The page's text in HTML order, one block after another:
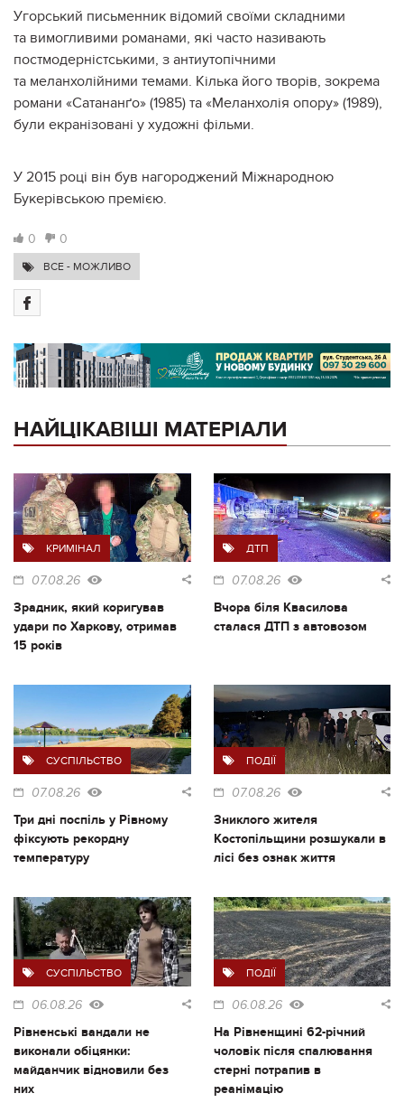
Угорський письменник відомий своїми складними
та вимогливими романами, які часто називають
постмодерністськими, з антиутопічними
та меланхолійними темами. Кілька його творів, зокрема
романи «Сатананґо» (1985) та «Меланхолія опору» (1989),
були екранізовані у художні фільми.
У 2015 році він був нагороджений Міжнародною
Букерівською премією.
0 0
ВСЕ - МОЖЛИВО
НАЙЦІКАВІШІ МАТЕРІАЛИ
КРИМІНАЛ
07.08.26
Зрадник, який коригував
удари по Харкову, отримав
15 років
ДТП
07.08.26
Вчора біля Квасилова
сталася ДТП з автовозом
СУСПІЛЬСТВО
07.08.26
Три дні поспіль у Рівному
фіксують рекордну
температуру
ПОДІЇ
07.08.26
Зниклого жителя
Костопільщини розшукали в
лісі без ознак життя
СУСПІЛЬСТВО
06.08.26
Рівненські вандали не
виконали обіцянки:
майданчик відновили без
них
ПОДІЇ
06.08.26
На Рівненщині 62-річний
чоловік після спалювання
стерні потрапив в
реанімацію